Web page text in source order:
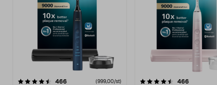
466recensioner(999,00/st)
4.5 av 5 stjärnor 466
4.5 av 5 stjärnor